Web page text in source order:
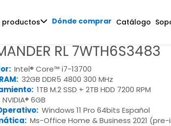
productos Dónde comprar Catálogo
RL 7WTH6S3483
Intel® Core™ i7-13700
32GB DDR5 4800 300 MHz
1TB M.2 SSD + 2TB HDD 7200 RPM
NVIDIA® 6GB
Windows 11 Pro 64bits Español
Ms-Office Home & Business 2021